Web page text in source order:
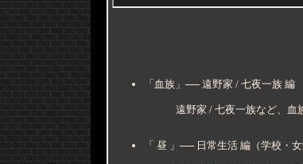
「血族」── 遠野家 / 七夜一族 編
遠野家 / 七夜一族など、血
「 昼 」── 日常生活 編（学校・